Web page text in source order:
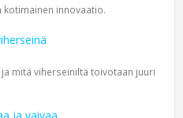
kotimainen innovaatio.
mitä viherseiniltä toivotaan juuri